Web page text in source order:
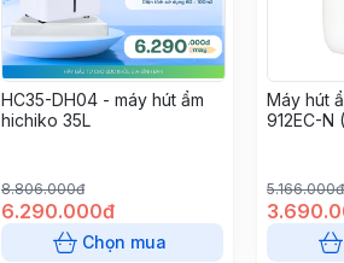
HC35-DH04 - máy hút ẩm
hichiko 35L
8.806.000đ
6.290.000đ
Chọn mua
Máy hút
912EC-N
5.166.000đ